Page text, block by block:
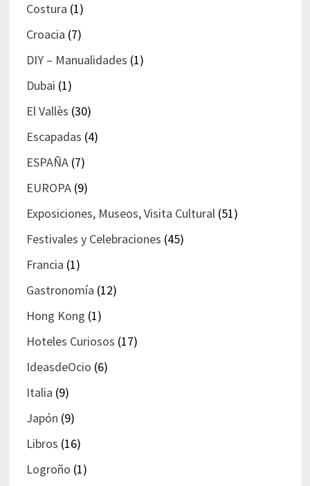
Costura (1)
Croacia (7)
DIY – Manualidades (1)
Dubai (1)
El Vallès (30)
Escapadas (4)
ESPAÑA(7)
EUROPA(9)
Exposiciones, Museos, Visita Cultural(51)
Festivales y Celebraciones (45)
Francia (1)
Gastronomía (12)
Hong Kong (1)
Hoteles Curiosos (17)
IdeasdeOcio (6)
Italia (9)
Japón (9)
Libros (16)
Logroño (1)